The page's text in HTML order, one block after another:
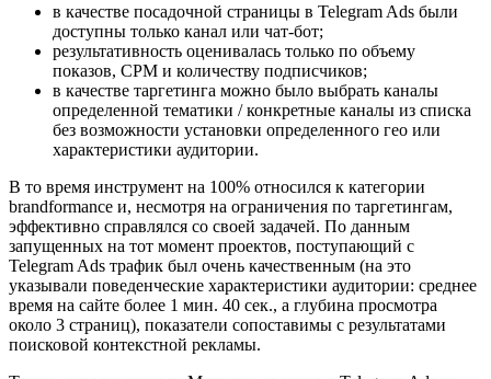
в качестве посадочной страницы в Telegram Ads были
доступны только канал или чат-бот;
результативность оценивалась только по объему
показов, CPM и количеству подписчиков;
в качестве таргетинга можно было выбрать каналы
определенной тематики / конкретные каналы из списка
без возможности установки определенного гео или
характеристики аудитории.
В то время инструмент на 100% относился к категории
brandformance и, несмотря на ограничения по таргетингам,
эффективно справлялся со своей задачей. По данным
запущенных на тот момент проектов, поступающий с
Telegram Ads трафик был очень качественным (на это
указывали поведенческие характеристики аудитории: среднее
время на сайте более 1 мин. 40 сек., а глубина просмотра
около 3 страниц), показатели сопоставимы с результатами
поисковой контекстной рекламы.